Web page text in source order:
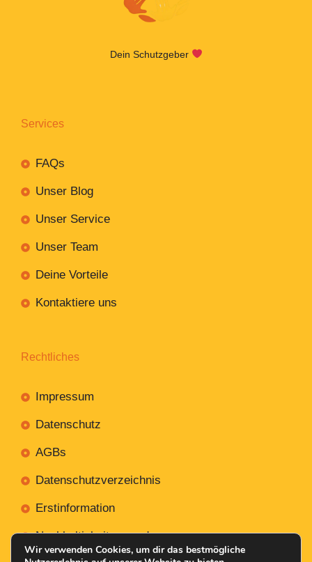
Dein Schutzgeber
Services
FAQs
Unser Blog
Unser Service
Unser Team
Deine Vorteile
Kontaktiere uns
Rechtliches
Impressum
Datenschutz
AGBs
Datenschutzverzeichnis
Erstinformation
Nachhaltigkeitsverordnung
Wir verwenden Cookies, um dir das bestmögliche